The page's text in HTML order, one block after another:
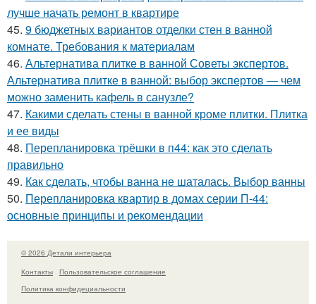
лучше начать ремонт в квартире
45. 9 бюджетных вариантов отделки стен в ванной
комнате. Требования к материалам
46. Альтернатива плитке в ванной Советы экспертов.
Альтернатива плитке в ванной: выбор экспертов — чем
можно заменить кафель в санузле?
47. Какими сделать стены в ванной кроме плитки. Плитка
и ее виды
48. Перепланировка трёшки в п44: как это сделать
правильно
49. Как сделать, чтобы ванна не шаталась. Выбор ванны
50. Перепланировка квартир в домах серии П-44:
основные принципы и рекомендации
© 2026 Детали интерьера
Контакты
Пользовательское соглашение
Политика конфидециальности